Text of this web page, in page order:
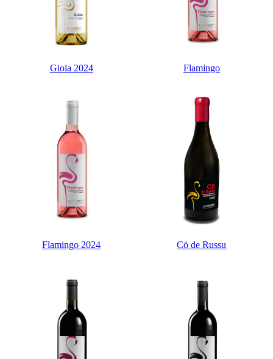
Gioia 2024 Flamingo
Flamingo 2024 Cö de Russu